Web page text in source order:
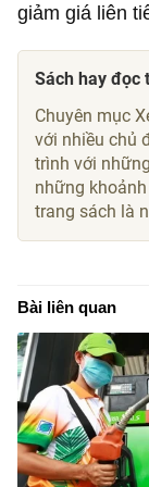
giảm giá liên
Sách hay đọc
Chuyên mục
với nhiều chủ
trình với
những
trang sách là
Bài liên quan